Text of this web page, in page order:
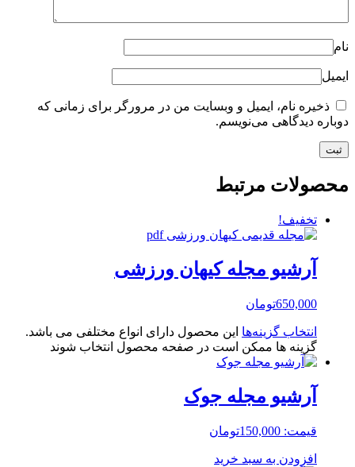
نام
ایمیل
ذخیره نام، ایمیل و وبسایت من در مرورگر برای زمانی که
دوباره دیدگاهی می‌نویسم.
محصولات مرتبط
تخفیف!
آرشیو مجله کیهان ورزشی
650,000تومان
انتخاب گزینه‌ها این محصول دارای انواع مختلفی می باشد.
گزینه ها ممکن است در صفحه محصول انتخاب شوند
آرشیو مجله جوک
قیمت: 150,000تومان
افزودن به سبد خرید